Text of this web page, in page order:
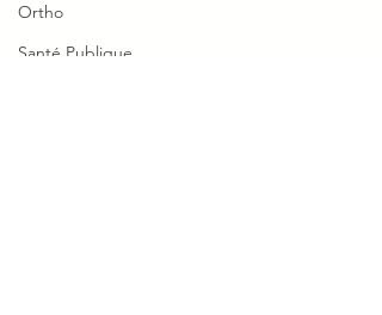
Ortho
Santé Publique